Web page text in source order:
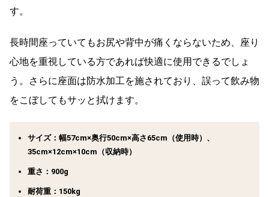
す。
長時間座っていてもお尻や背中が痛くならないため、座り
心地を重視している方であれば快適に使用できるでしょ
う。さらに座面は防水加工を施されており、誤って飲み物
をこぼしてもサッと拭けます。
サイズ：幅57cm×奥行50cm×高さ65cm（使用時）、
35cm×12cm×10cm（収納時）
重さ：900g
耐荷重：150kg